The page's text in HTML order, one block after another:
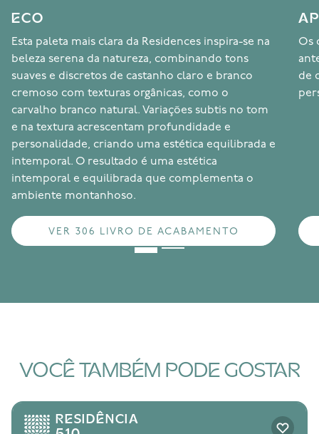
ECO
Esta paleta mais clara da Residences inspira-se na
beleza serena da natureza, combinando tons
suaves e discretos de castanho claro e branco
cremoso com texturas orgânicas, como o
carvalho branco natural. Variações subtis no tom
e na textura acrescentam profundidade e
personalidade, criando uma estética equilibrada e
intemporal. O resultado é uma estética
intemporal e equilibrada que complementa o
ambiente montanhoso.
VER 306 LIVRO DE ACABAMENTO
Os
de
VOCÊ TAMBÉM PODE GOSTAR
RESIDÊNCIA